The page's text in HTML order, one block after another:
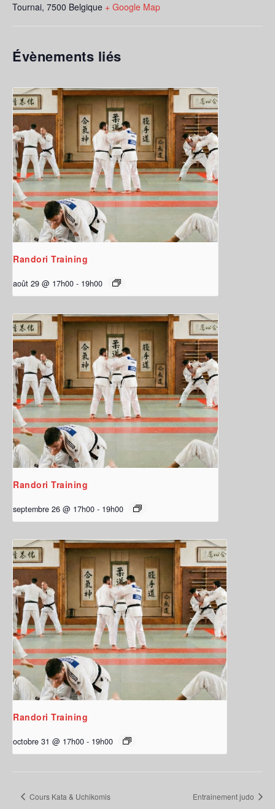
Tournai, 7500 Belgique + Google Map
Évènements liés
Randori Training
août 29 @ 17h00 - 19h00
Randori Training
septembre 26 @ 17h00 - 19h00
Randori Training
octobre 31 @ 17h00 - 19h00
Cours Kata & Uchikomis Entrainement judo